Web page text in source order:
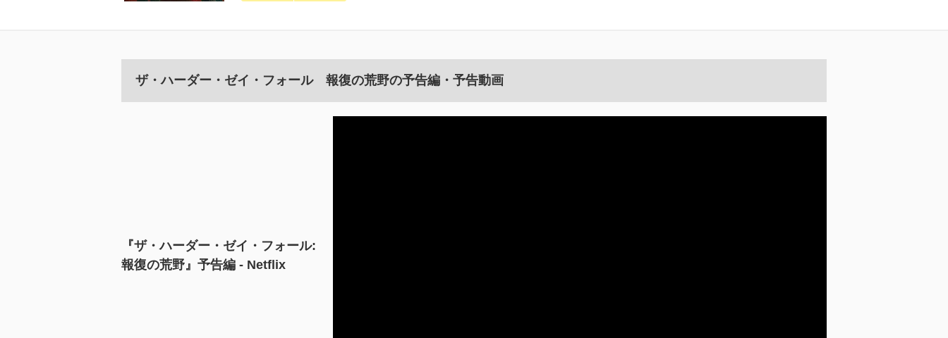
ザ・ハーダー・ゼイ・フォール 報復の荒野の予告編・予告動画
『ザ・ハーダー・ゼイ・フォール:
報復の荒野』予告編 - Netflix